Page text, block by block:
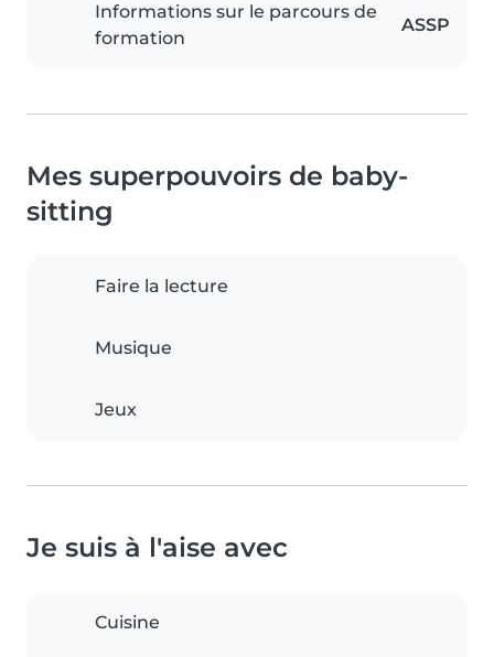
Informations sur le parcours de
formation
ASSP
Mes superpouvoirs de baby-
sitting
Faire la lecture
Musique
Jeux
Je suis à l'aise avec
Cuisine